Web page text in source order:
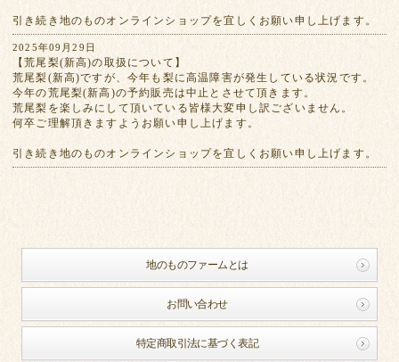
引き続き地のものオンラインショップを宜しくお願い申し上げます。
2025年09月29日
【荒尾梨(新高)の取扱について】
荒尾梨(新高)ですが、今年も梨に高温障害が発生している状況です。
今年の荒尾梨(新高)の予約販売は中止とさせて頂きます。
荒尾梨を楽しみにして頂いている皆様大変申し訳ございません。
何卒ご理解頂きますようお願い申し上げます。
引き続き地のものオンラインショップを宜しくお願い申し上げます。
地のものファームとは
お問い合わせ
特定商取引法に基づく表記